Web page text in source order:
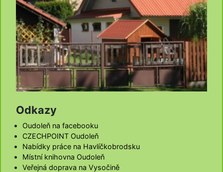
Odkazy
Oudoleň na facebooku
CZECHPOINT Oudoleň
Nabídky práce na Havlíčkobrodsku
Místní knihovna Oudoleň
Veřejná doprava na Vysočině